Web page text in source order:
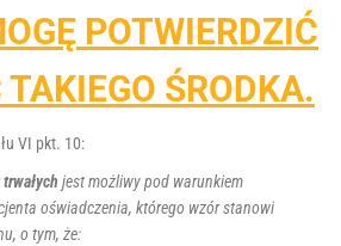
POTWIERDZIĆ
ŚRODKA.
VI pkt. 10:
jest możliwy pod warunkiem
oświadczenia, którego wzór stanowi
o tym, że: